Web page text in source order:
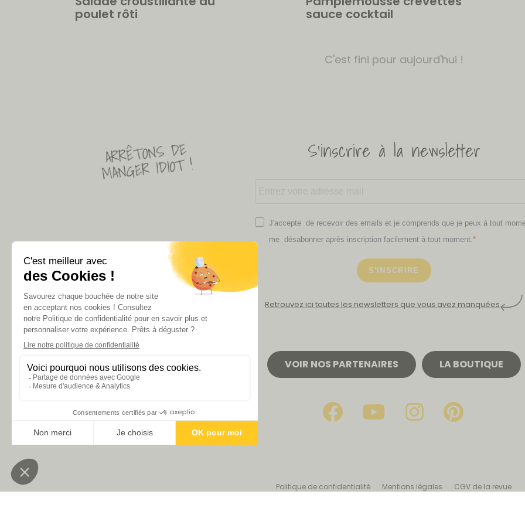
poulet rôti sauce cocktail
C'est fini pour aujourd'hui !
ARRÊTONS DE
MANGER IDIOT !
S'inscrire à la newsletter
J'accepte de recevoir des emails et je comprends que je peux à tout
me désabonner après inscription facilement à tout moment.
S'INSCRIRE
Retrouvez ici toutes les newsletters que vous avez manquées
VOIR NOS PARTENAIRES LA BOUTIQUE
Politique de confidentialité Mentions légales CGV de la revue